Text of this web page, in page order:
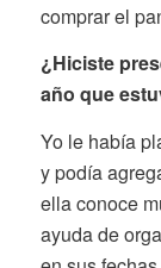
comprar el
¿Hiciste
año que
Yo le había
y podía
ella conoce
ayuda de